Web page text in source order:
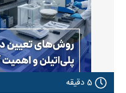
5دقیقه